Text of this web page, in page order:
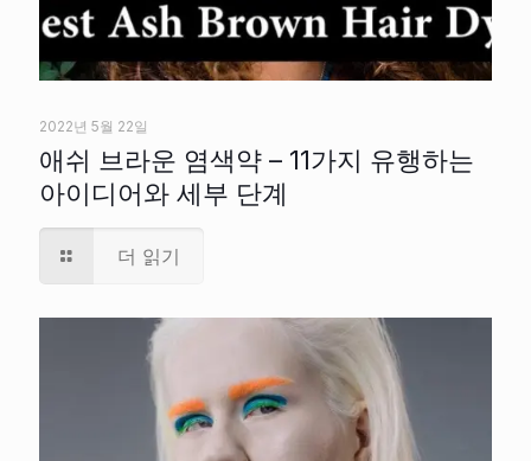
2022년 5월 22일
애쉬 브라운 염색약 – 11가지 유행하는
아이디어와 세부 단계
더 읽기